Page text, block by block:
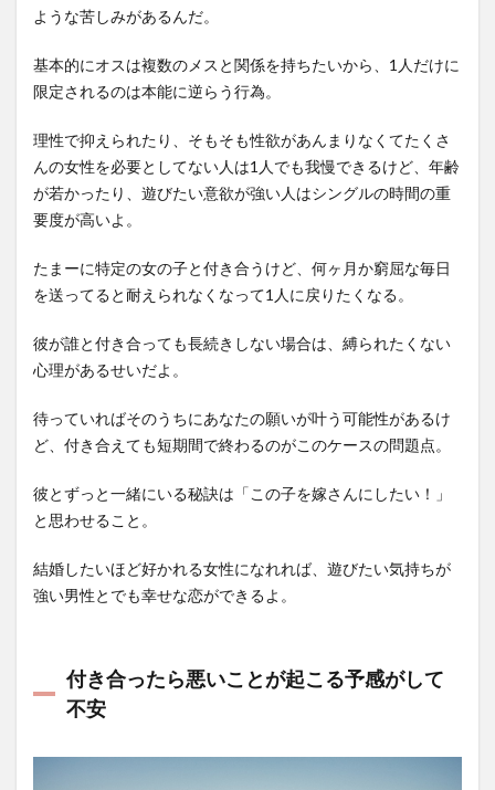
ような苦しみがあるんだ。
基本的にオスは複数のメスと関係を持ちたいから、1人だけに
限定されるのは本能に逆らう行為。
理性で抑えられたり、そもそも性欲があんまりなくてたくさ
んの女性を必要としてない人は1人でも我慢できるけど、年齢
が若かったり、遊びたい意欲が強い人はシングルの時間の重
要度が高いよ。
たまーに特定の女の子と付き合うけど、何ヶ月か窮屈な毎日
を送ってると耐えられなくなって1人に戻りたくなる。
彼が誰と付き合っても長続きしない場合は、縛られたくない
心理があるせいだよ。
待っていればそのうちにあなたの願いが叶う可能性があるけ
ど、付き合えても短期間で終わるのがこのケースの問題点。
彼とずっと一緒にいる秘訣は「この子を嫁さんにしたい！」
と思わせること。
結婚したいほど好かれる女性になれれば、遊びたい気持ちが
強い男性とでも幸せな恋ができるよ。
付き合ったら悪いことが起こる予感がして
不安